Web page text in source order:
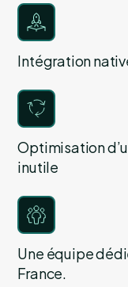
Intégration
Optimisation
inutile
Une équipe
France.